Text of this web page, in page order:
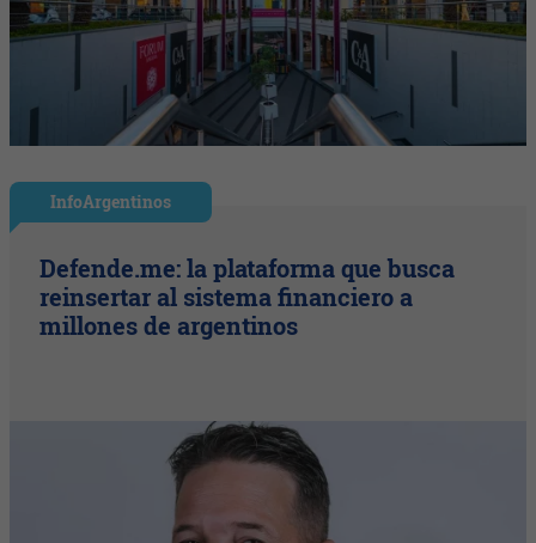
InfoArgentinos
Defende.me: la plataforma que busca
reinsertar al sistema financiero a
millones de argentinos